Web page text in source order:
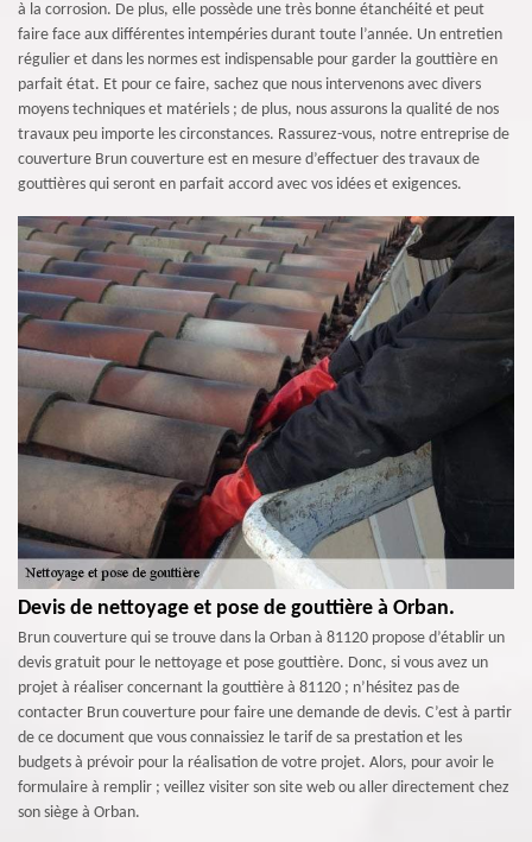
à la corrosion. De plus, elle possède une très bonne étanchéité et peut
faire face aux différentes intempéries durant toute l’année. Un entretien
régulier et dans les normes est indispensable pour garder la gouttière en
parfait état. Et pour ce faire, sachez que nous intervenons avec divers
moyens techniques et matériels ; de plus, nous assurons la qualité de nos
travaux peu importe les circonstances. Rassurez-vous, notre entreprise de
couverture Brun couverture est en mesure d’effectuer des travaux de
gouttières qui seront en parfait accord avec vos idées et exigences.
Devis de nettoyage et pose de gouttière à Orban.
Brun couverture qui se trouve dans la Orban à 81120 propose d’établir un
devis gratuit pour le nettoyage et pose gouttière. Donc, si vous avez un
projet à réaliser concernant la gouttière à 81120 ; n’hésitez pas de
contacter Brun couverture pour faire une demande de devis. C’est à partir
de ce document que vous connaissiez le tarif de sa prestation et les
budgets à prévoir pour la réalisation de votre projet. Alors, pour avoir le
formulaire à remplir ; veillez visiter son site web ou aller directement chez
son siège à Orban.